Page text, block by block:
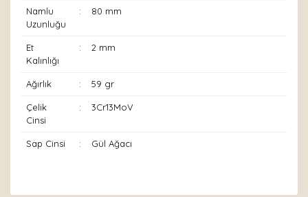
Namlu
Uzunluğu
: 80 mm
Et
Kalınlığı
: 2 mm
Ağırlık : 59 gr
Çelik
Cinsi
: 3Cr13MoV
Sap Cinsi : Gül Ağacı